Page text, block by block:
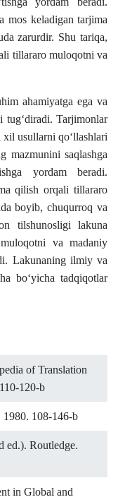
mos keladigan tarjima
zarurdir. Shu tariqa,
tillararo muloqotni va
ahamiyatga ega va
tug‘diradi. Tarjimonlar
usullarni qо‘llashlari
mazmunini saqlashga
yordam beradi.
qilish orqali tillararo
boyib, chuqurroq va
tilshunosligi lakuna
va madaniy
Lakunaning ilmiy va
bо‘yicha tadqiqotlar
of Translation
120-b
108-146-b
ed.). Routledge.
in Global and